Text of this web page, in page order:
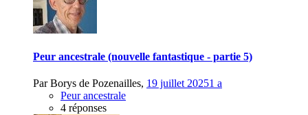
Peur ancestrale (nouvelle fantastique - partie 5)
ParBorys de Pozenailles, 19 juillet 20251 a
Peur ancestrale
4 réponses